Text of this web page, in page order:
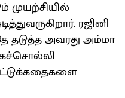
முயற்சியில்
ரஜினி
தடுத்த அவரது அம்மா